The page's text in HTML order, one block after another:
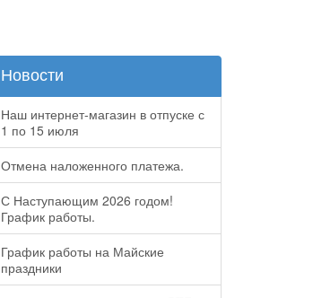
Новости
Наш интернет-магазин в отпуске с
1 по 15 июля
Отмена наложенного платежа.
С Наступающим 2026 годом!
График работы.
График работы на Майские
праздники